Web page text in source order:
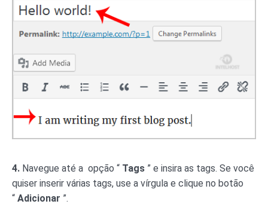
4. Navegue até a opção “ Tags ” e insira as tags. Se você
quiser inserir várias tags, use a vírgula e clique no botão
“ Adicionar ”.